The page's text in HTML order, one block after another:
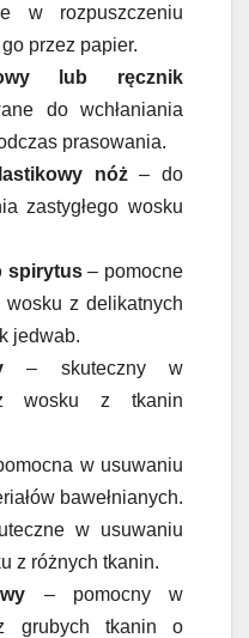
w rozpuszczeniu
przez papier.
lub ręcznik
do wchłaniania
prasowania.
nóż– do
zastygłego wosku
spirytus– pomocne
z delikatnych
jedwab.
– skuteczny w
wosku z tkanin
w usuwaniu
bawełnianych.
w usuwaniu
z różnych tkanin.
– pomocny w
grubych tkanin o